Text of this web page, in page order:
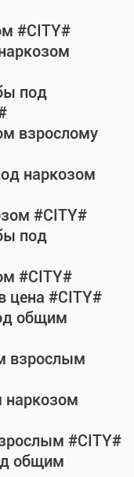
#CITY#
под
взрослому
наркозом
#CITY#
под
#CITY#
цена #CITY#
общим
взрослым
наркозом
#CITY#
общим